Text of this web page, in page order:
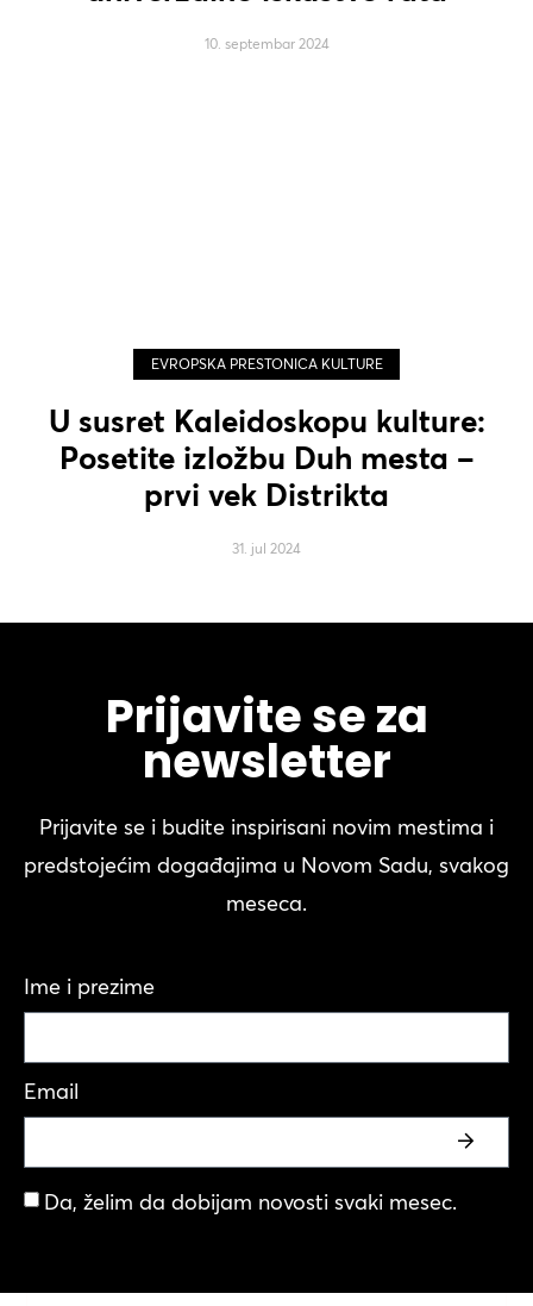
10. septembar 2024
EVROPSKA PRESTONICA KULTURE
U susret Kaleidoskopu kulture:
Posetite izložbu Duh mesta –
prvi vek Distrikta
31. jul 2024
Prijavite se za
newsletter
Prijavite se i budite inspirisani novim mestima i
predstojećim događajima u Novom Sadu, svakog
meseca.
Ime i prezime
Email
Da, želim da dobijam novosti svaki mesec.